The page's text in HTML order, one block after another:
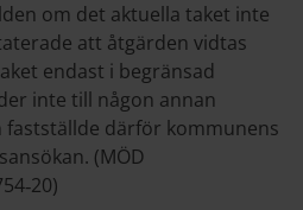
om det aktuella taket inte
att åtgärden vidtas
endast i begränsad
inte till någon annan
därför kommunens
(MÖD